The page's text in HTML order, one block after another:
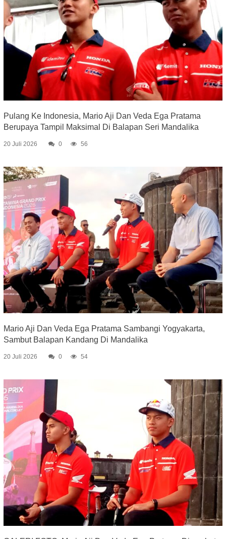
Pulang Ke Indonesia, Mario Aji Dan Veda Ega Pratama
Berupaya Tampil Maksimal Di Balapan Seri Mandalika
20 Juli 2026 0 56
Mario Aji Dan Veda Ega Pratama Sambangi Yogyakarta,
Sambut Balapan Kandang Di Mandalika
20 Juli 2026 0 54